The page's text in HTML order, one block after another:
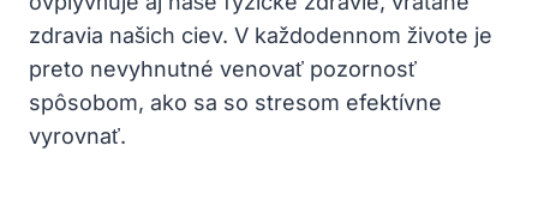
zdravia našich ciev. V každodennom živote ‌je‌
preto nevyhnutné⁣ venovať⁣ pozornosť
spôsobom,‍ ako sa ⁤so stresom efektívne⁣
vyrovnať.